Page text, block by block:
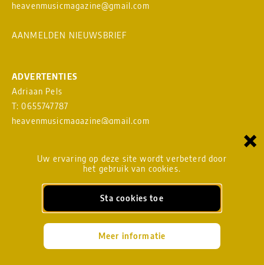
Uw ervaring op deze site wordt verbeterd door
het gebruik van cookies.
Sta cookies toe
Meer informatie
×
heavenmusicmagazine@gmail.com
AANMELDEN NIEUWSBRIEF
ADVERTENTIES
Adriaan Pels
T: 0655747787
heavenmusicmagazine@gmail.com
BLADMANAGEMENT
heavenmusicmagazine@gmail.com